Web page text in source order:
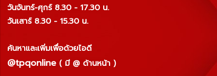
วันจันทร์-ศุกร์ 8.30 - 17.30 น.
วันเสาร์ 8.30 - 15.30 น.
ค้นหาและเพิ่มเพื่อด้วยไอดี
@tpqonline ( มี @ ด้านหน้า )